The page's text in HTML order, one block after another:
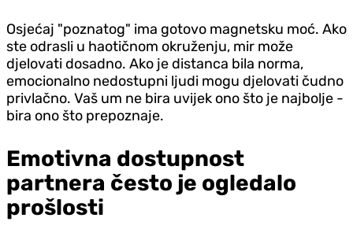
Osjećaj "poznatog" ima gotovo magnetsku moć. Ako
ste odrasli u haotičnom okruženju, mir može
d‌jelovati dosadno. Ako je distanca bila norma,
emocionalno nedostupni ljudi mogu d‌jelovati čudno
privlačno. Vaš um ne bira uvijek ono što je najbolje -
bira ono što prepoznaje.
Emotivna dostupnost
partnera često je ogledalo
prošlosti